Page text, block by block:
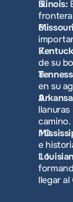
Illinois:
de su
en su
llanuras
camino.
e
llegar